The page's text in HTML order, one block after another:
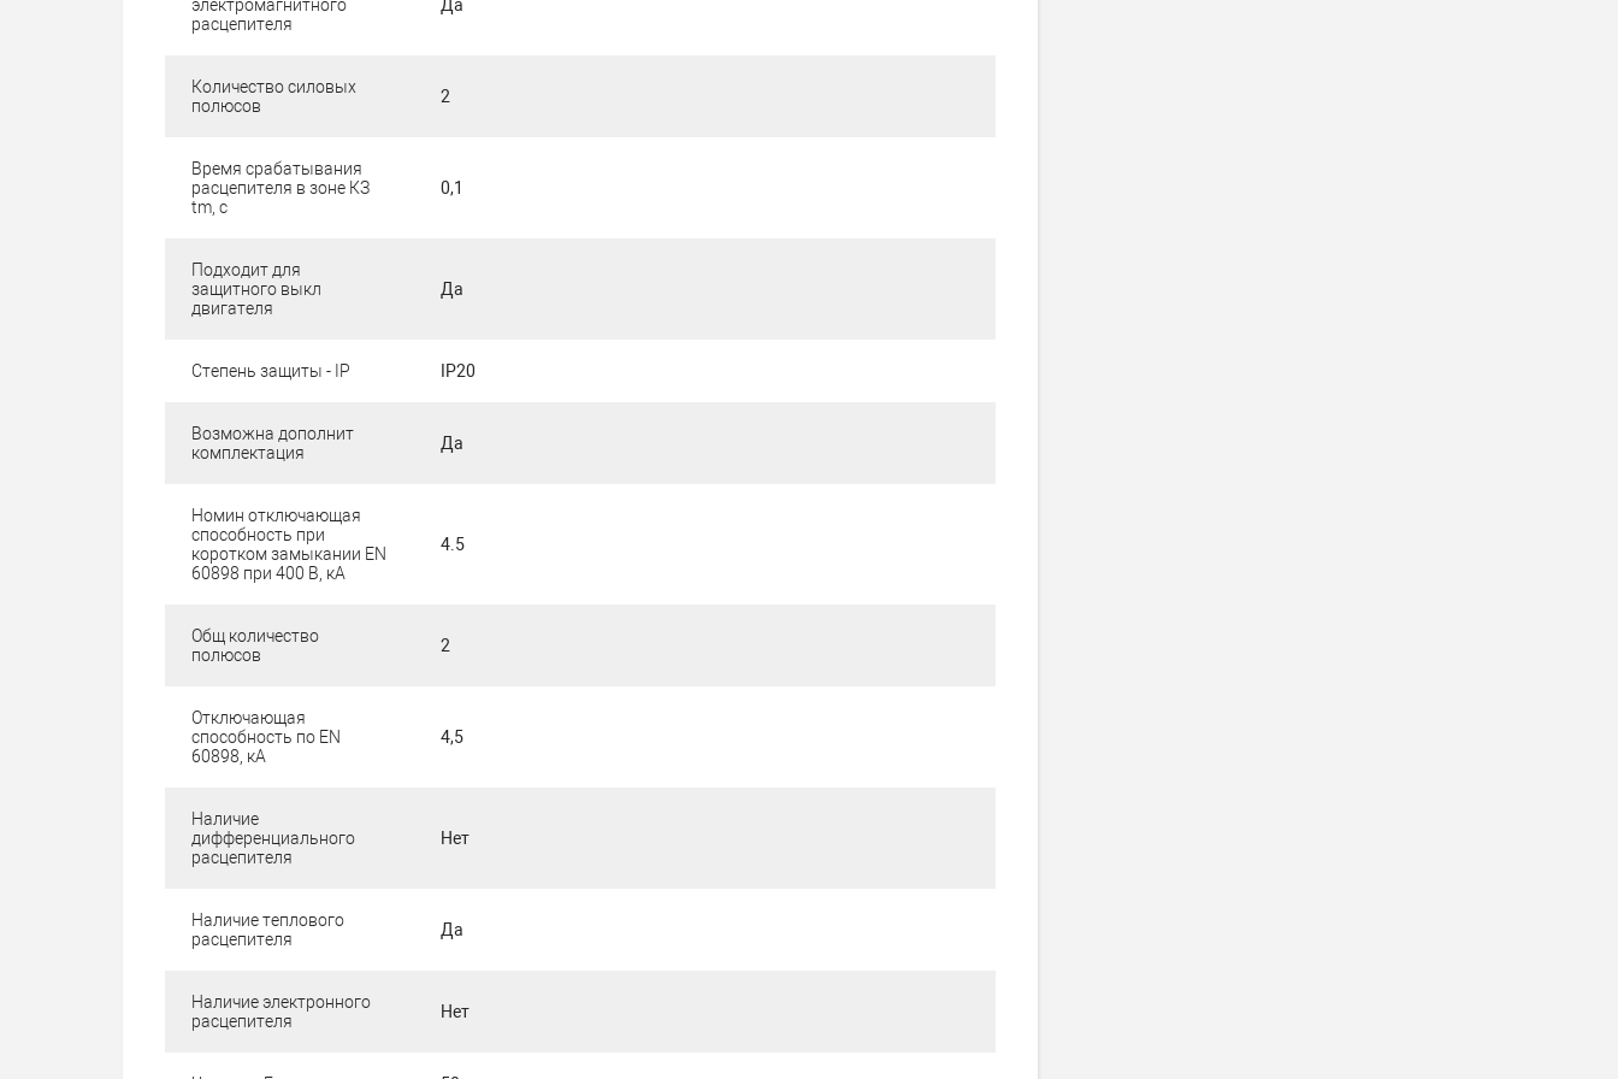
электромагнитного
расцепителя
Да
Количество силовых
полюсов
2
Время срабатывания
расцепителя в зоне КЗ
tm, с
0,1
Подходит для
защитного выкл
двигателя
Да
Степень защиты - IP IP20
Возможна дополнит
комплектация
Да
Номин отключающая
способность при
коротком замыкании EN
60898 при 400 В, кА
4.5
Общ количество
полюсов
2
Отключающая
способность по EN
60898, кА
4,5
Наличие
дифференциального
расцепителя
Нет
Наличие теплового
расцепителя
Да
Наличие электронного
расцепителя
Нет